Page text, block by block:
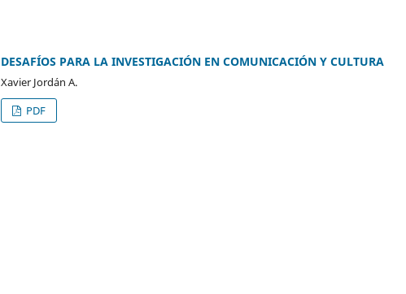
DESAFÍOS PARA LA INVESTIGACIÓN EN COMUNICACIÓN Y CULTURA
Xavier Jordán A.
PDF